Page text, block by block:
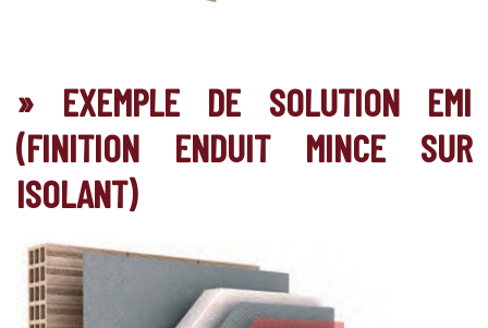
» EXEMPLE DE SOLUTION EMI
(FINITION ENDUIT MINCE SUR
ISOLANT)